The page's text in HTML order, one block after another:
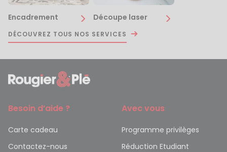
Encadrement Découpe laser
DÉCOUVREZ TOUS NOS SERVICES
Besoin d’aide ?
Carte cadeau
Contactez-nous
Avec vous
Programme privilèges
Réduction Etudiant